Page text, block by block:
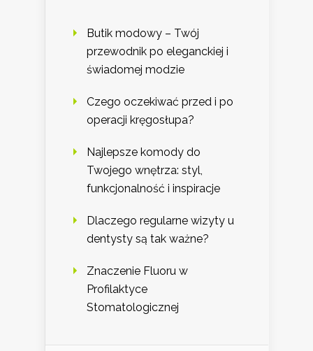
Butik modowy – Twój
przewodnik po eleganckiej i
świadomej modzie
Czego oczekiwać przed i po
operacji kręgosłupa?
Najlepsze komody do
Twojego wnętrza: styl,
funkcjonalność i inspiracje
Dlaczego regularne wizyty u
dentysty są tak ważne?
Znaczenie Fluoru w
Profilaktyce
Stomatologicznej